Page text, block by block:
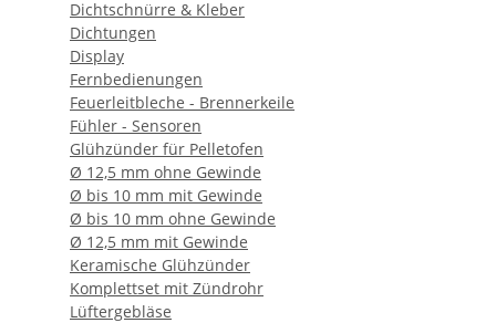
Dichtschnürre & Kleber
Dichtungen
Display
Fernbedienungen
Feuerleitbleche - Brennerkeile
Fühler - Sensoren
Glühzünder für Pelletofen
Ø 12,5 mm ohne Gewinde
Ø bis 10 mm mit Gewinde
Ø bis 10 mm ohne Gewinde
Ø 12,5 mm mit Gewinde
Keramische Glühzünder
Komplettset mit Zündrohr
Lüftergebläse